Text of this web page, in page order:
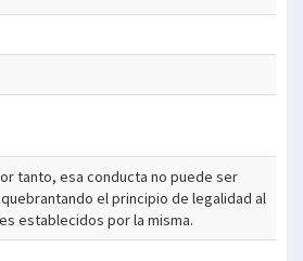
tanto, esa conducta no puede ser
el principio de legalidad al
establecidos por la misma.